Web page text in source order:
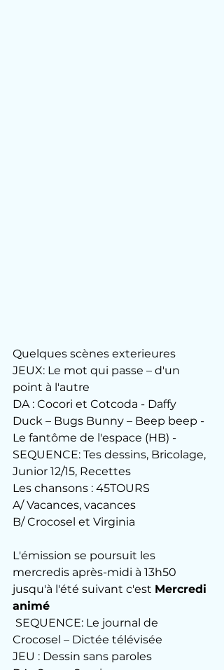
Quelques scènes exterieures
JEUX: Le mot qui passe – d'un
point à l'autre
DA : Cocori et Cotcoda - Daffy
Duck – Bugs Bunny – Beep beep -
Le fantôme de l'espace (HB) -
SEQUENCE: Tes dessins, Bricolage,
Junior 12/15, Recettes
Les chansons : 45TOURS
A/ Vacances, vacances
B/ Crocosel et Virginia
L'émission se poursuit les
mercredis après-midi à 13h50
jusqu'à l'été suivant c'est Mercredi
animé
Crocosel – Dictée télévisée
JEU : Dessin sans paroles